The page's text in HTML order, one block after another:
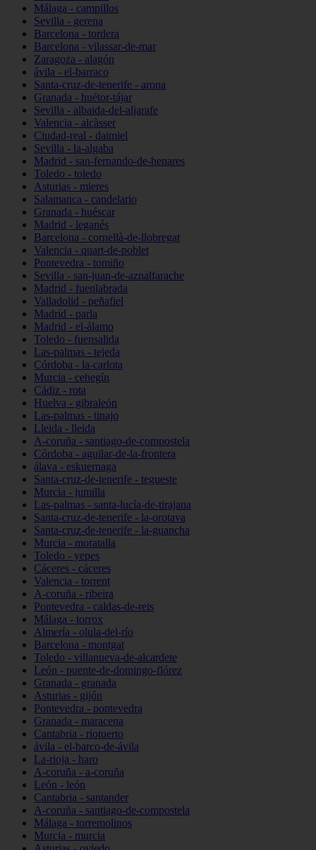
Málaga - campillos
Sevilla - gerena
Barcelona - tordera
Barcelona - vilassar-de-mar
Zaragoza - alagón
ávila - el-barraco
Santa-cruz-de-tenerife - arona
Granada - huétor-tájar
Sevilla - albaida-del-aljarafe
Valencia - alcàsser
Ciudad-real - daimiel
Sevilla - la-algaba
Madrid - san-fernando-de-henares
Toledo - toledo
Asturias - mieres
Salamanca - candelario
Granada - huéscar
Madrid - leganés
Barcelona - cornellà-de-llobregat
Valencia - quart-de-poblet
Pontevedra - tomiño
Sevilla - san-juan-de-aznalfarache
Madrid - fuenlabrada
Valladolid - peñafiel
Madrid - parla
Madrid - el-álamo
Toledo - fuensalida
Las-palmas - tejeda
Córdoba - la-carlota
Murcia - cehegín
Cádiz - rota
Huelva - gibraleón
Las-palmas - tinajo
Lleida - lleida
A-coruña - santiago-de-compostela
Córdoba - aguilar-de-la-frontera
álava - eskuernaga
Santa-cruz-de-tenerife - tegueste
Murcia - jumilla
Las-palmas - santa-lucía-de-tirajana
Santa-cruz-de-tenerife - la-orotava
Santa-cruz-de-tenerife - la-guancha
Murcia - moratalla
Toledo - yepes
Cáceres - cáceres
Valencia - torrent
A-coruña - ribeira
Pontevedra - caldas-de-reis
Málaga - torrox
Almería - olula-del-río
Barcelona - montgat
Toledo - villanueva-de-alcardete
León - puente-de-domingo-flórez
Granada - granada
Asturias - gijón
Pontevedra - pontevedra
Granada - maracena
Cantabria - riotuerto
ávila - el-barco-de-ávila
La-rioja - haro
A-coruña - a-coruña
León - león
Cantabria - santander
A-coruña - santiago-de-compostela
Málaga - torremolinos
Murcia - murcia